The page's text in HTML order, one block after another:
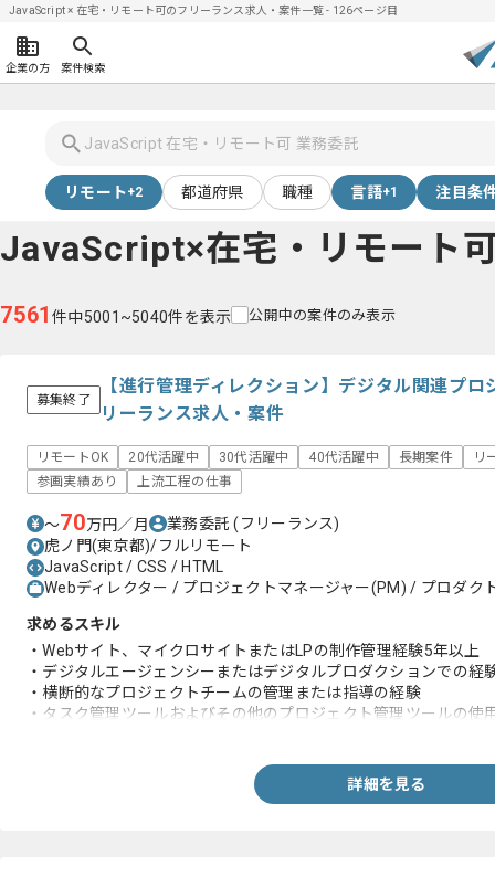
JavaScript × 在宅・リモート可のフリーランス求人・案件一覧 - 126ページ目
企業の方 案件検索
リモート+2 都道府県 職種 言語+1 注目条
JavaScript×在宅・リモート
7561件中5001~5040件を表示 公開中の案件のみ表示
募集終了
【進行管理ディレクション】デジタル関連プ
リーランス求人・案件
リモートOK 20代活躍中 30代活躍中 40代活躍中 長期案件
リ
参画実績あり
上流工程の仕事
〜70万円／月 業務委託(フリーランス)
虎ノ門(東京都)/フルリモート
JavaScript / CSS / HTML
Webディレクター / プロジェクトマネージャー(PM) / プロダク
求めるスキル
・Webサイト、マイクロサイトまたはLPの制作管理経験5年以上
・デジタルエージェンシーまたはデジタルプロダクションでの経
・横断的なプロジェクトチームの管理または指導の経験
・タスク管理ツールおよびその他のプロジェクト管理ツールの使
詳細を見る